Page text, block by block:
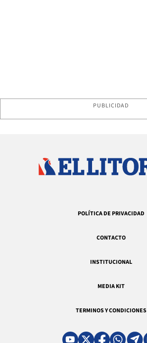
PUBLICIDAD
POLÍTICA DE PRIVACIDAD
CONTACTO
INSTITUCIONAL
MEDIA KIT
TERMINOS Y CONDICIONES